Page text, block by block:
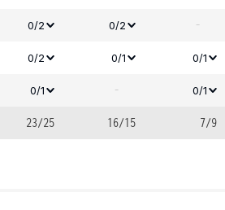
0/2 0/2 -
0/2 0/1 0/1
0/1 - 0/1
23/25 16/15 7/9